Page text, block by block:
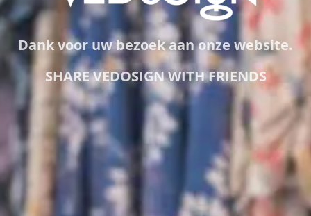
Dank voor uw bezoek aan onze website.
SHARE VEDOSIGN WITH FRIENDS